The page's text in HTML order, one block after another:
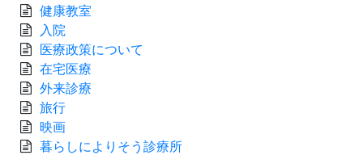
健康教室
入院
医療政策について
在宅医療
外来診療
旅行
映画
暮らしによりそう診療所